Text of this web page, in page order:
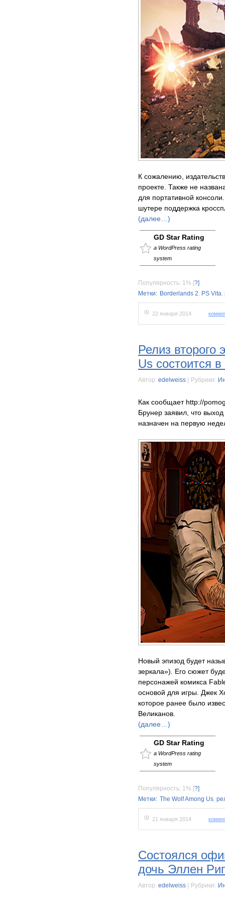
К сожалению,
проекте. Также не
для портативной
шутере поддержка
(далее…)
GD Star Rating
a WordPress rating
system
Популярность: 1% [?]
Метки: Borderlands 2, PS Vita,
22 января 2014
Релиз второго
Us состоится
Автор: edelweiss Рубрики:
Как сообщает http://
Брунер заявил, что
назначен на первую
Новый эпизод будет
зеркала»). Его сюжет
персонажей комикса
основой для игры. Джек
которое ранее было
Великанов.
(далее…)
GD Star Rating
a WordPress rating
system
Популярность: 1% [?]
Метки: The Wolf Among Us,
21 января 2014
Состоялся
дочь Эллен
Автор: edelweiss Рубрики: